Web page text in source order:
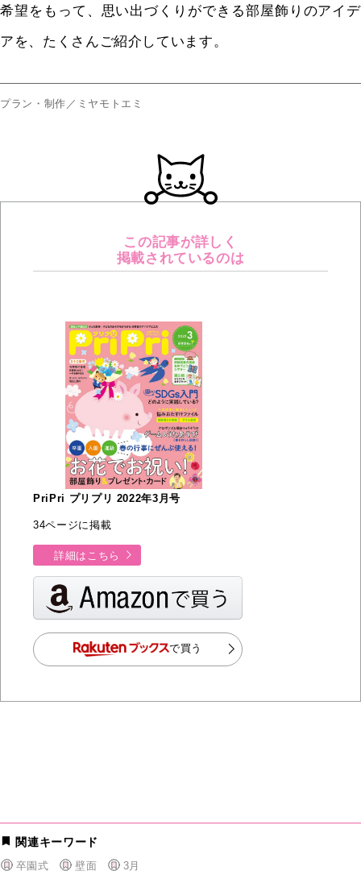
希望をもって、思い出づくりができる部屋飾りのアイデ
アを、たくさんご紹介しています。
プラン・制作／ミヤモトエミ
この記事が詳しく
掲載されているのは
PriPri プリプリ 2022年3月号
34ページに掲載
詳細はこちら
で買う
関連キーワード
卒園式 壁面 3月